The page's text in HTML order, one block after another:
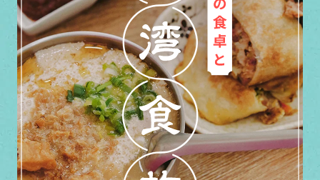
食旅に
オススメなワケ。
賢者の食卓 ダブルサポートと巡
る、
台湾食旅
こんな時に